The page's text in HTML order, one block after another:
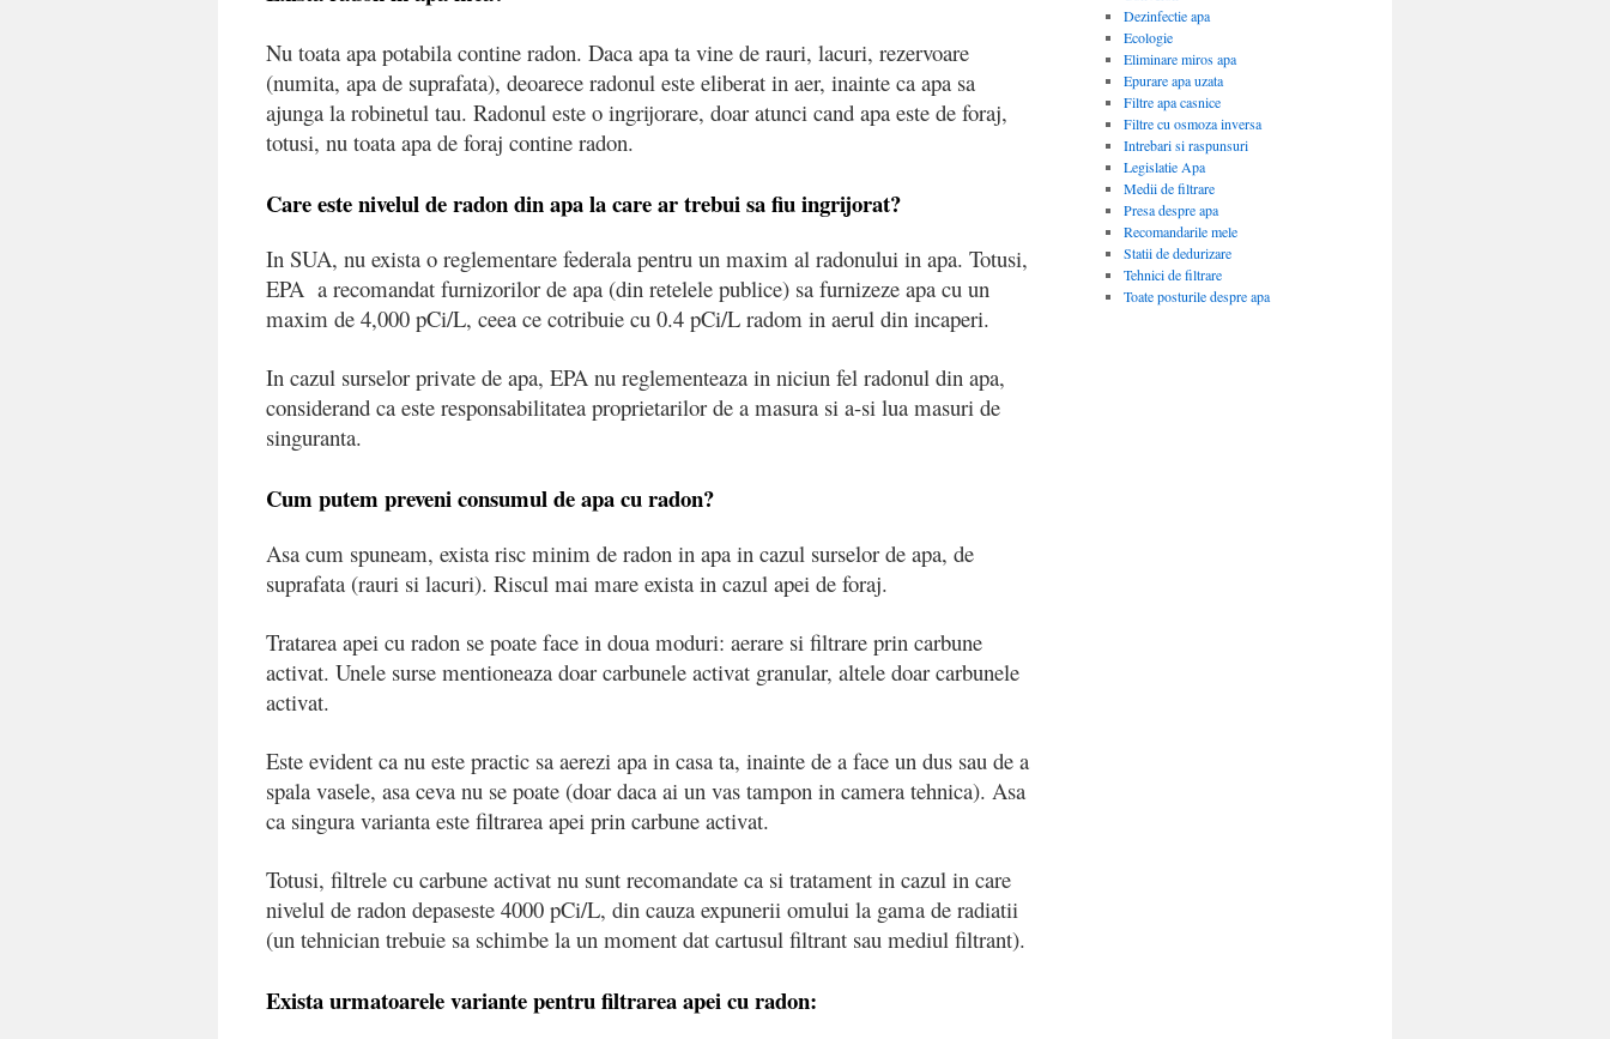
Nu toata apa potabila contine radon. Daca apa ta vine de rauri, lacuri, rezervoare
(numita, apa de suprafata), deoarece radonul este eliberat in aer, inainte ca apa sa
ajunga la robinetul tau. Radonul este o ingrijorare, doar atunci cand apa este de foraj,
totusi, nu toata apa de foraj contine radon.
Care este nivelul de radon din apa la care ar trebui sa fiu ingrijorat?
In SUA, nu exista o reglementare federala pentru un maxim al radonului in apa. Totusi,
EPA a recomandat furnizorilor de apa (din retelele publice) sa furnizeze apa cu un
maxim de 4,000 pCi/L, ceea ce cotribuie cu 0.4 pCi/L radom in aerul din incaperi.
In cazul surselor private de apa, EPA nu reglementeaza in niciun fel radonul din apa,
considerand ca este responsabilitatea proprietarilor de a masura si a-si lua masuri de
singuranta.
Cum putem preveni consumul de apa cu radon?
Asa cum spuneam, exista risc minim de radon in apa in cazul surselor de apa, de
suprafata (rauri si lacuri). Riscul mai mare exista in cazul apei de foraj.
Tratarea apei cu radon se poate face in doua moduri: aerare si filtrare prin carbune
activat. Unele surse mentioneaza doar carbunele activat granular, altele doar carbunele
activat.
Este evident ca nu este practic sa aerezi apa in casa ta, inainte de a face un dus sau de a
spala vasele, asa ceva nu se poate (doar daca ai un vas tampon in camera tehnica). Asa
ca singura varianta este filtrarea apei prin carbune activat.
Totusi, filtrele cu carbune activat nu sunt recomandate ca si tratament in cazul in care
nivelul de radon depaseste 4000 pCi/L, din cauza expunerii omului la gama de radiatii
(un tehnician trebuie sa schimbe la un moment dat cartusul filtrant sau mediul filtrant).
Exista urmatoarele variante pentru filtrarea apei cu radon:
Dezinfectie apa
Ecologie
Eliminare miros apa
Epurare apa uzata
Filtre apa casnice
Filtre cu osmoza inversa
Intrebari si raspunsuri
Legislatie Apa
Medii de filtrare
Presa despre apa
Recomandarile mele
Statii de dedurizare
Tehnici de filtrare
Toate posturile despre apa